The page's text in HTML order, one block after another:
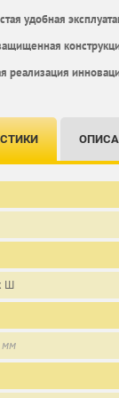
удобная
реализация
Ш
мм